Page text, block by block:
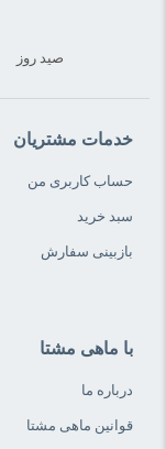
صید روز
خدمات مشتریان
حساب کاربری من
سبد خرید
بازبینی سفارش
با ماهی مشتا
درباره ما
قوانین ماهی مشتا